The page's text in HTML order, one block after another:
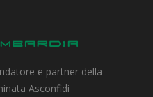
e partner della
Asconfidi